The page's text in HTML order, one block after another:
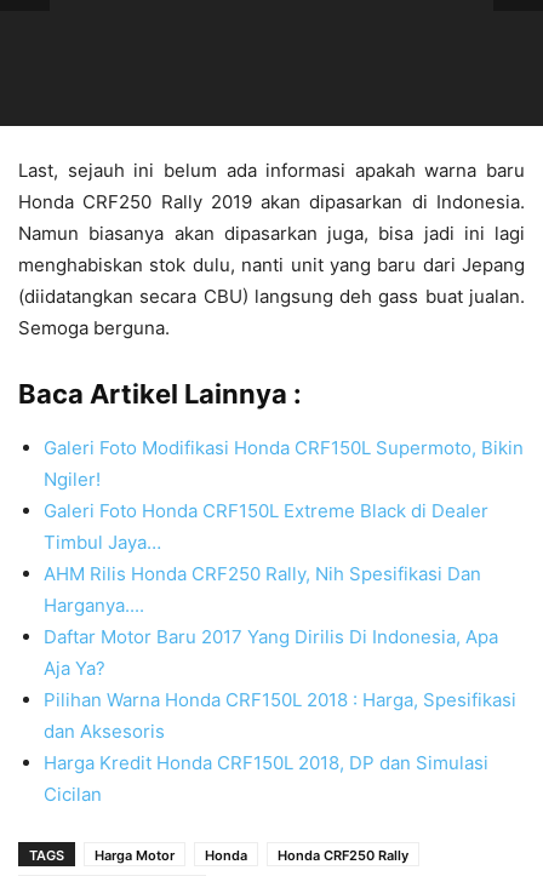
Last, sejauh ini belum ada informasi apakah warna baru
Honda CRF250 Rally 2019 akan dipasarkan di Indonesia.
Namun biasanya akan dipasarkan juga, bisa jadi ini lagi
menghabiskan stok dulu, nanti unit yang baru dari Jepang
(diidatangkan secara CBU) langsung deh gass buat jualan.
Semoga berguna.
Baca Artikel Lainnya :
Galeri Foto Modifikasi Honda CRF150L Supermoto, Bikin
Ngiler!
Galeri Foto Honda CRF150L Extreme Black di Dealer
Timbul Jaya…
AHM Rilis Honda CRF250 Rally, Nih Spesifikasi Dan
Harganya....
Daftar Motor Baru 2017 Yang Dirilis Di Indonesia, Apa
Aja Ya?
Pilihan Warna Honda CRF150L 2018 : Harga, Spesifikasi
dan Aksesoris
Harga Kredit Honda CRF150L 2018, DP dan Simulasi
Cicilan
TAGS Harga Motor Honda
Honda CRF250 Rally